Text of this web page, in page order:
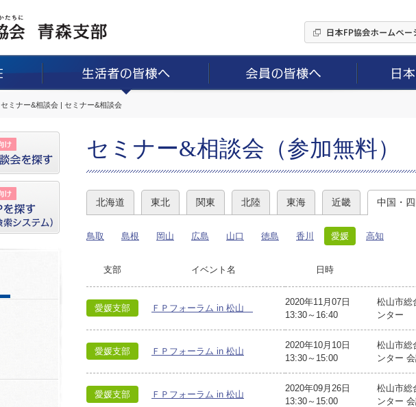
セミナー&相談会 | セミナー&相談会
セミナー&相談会（参加無料）
北海道 東北 関東 北陸 東海 近畿 中国・四
鳥取 島根 岡山 広島 山口 徳島 香川 愛媛 高知
支部 イベント名 日時
愛媛支部 ＦＰフォーラム in 松山
2020年11月07日
13:30～16:40
松山市総
ンター
愛媛支部 ＦＰフォーラム in 松山
2020年10月10日
13:30～15:00
松山市総
ンター
愛媛支部 ＦＰフォーラム in 松山
2020年09月26日
13:30～15:00
松山市総
ンター